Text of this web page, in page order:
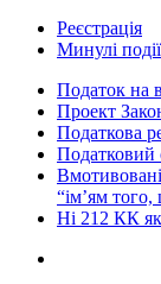
Реєстрація
Минулі події
Податок на
Проект
Податкова
Податковий
“ім’ям
Ні 212 КК як